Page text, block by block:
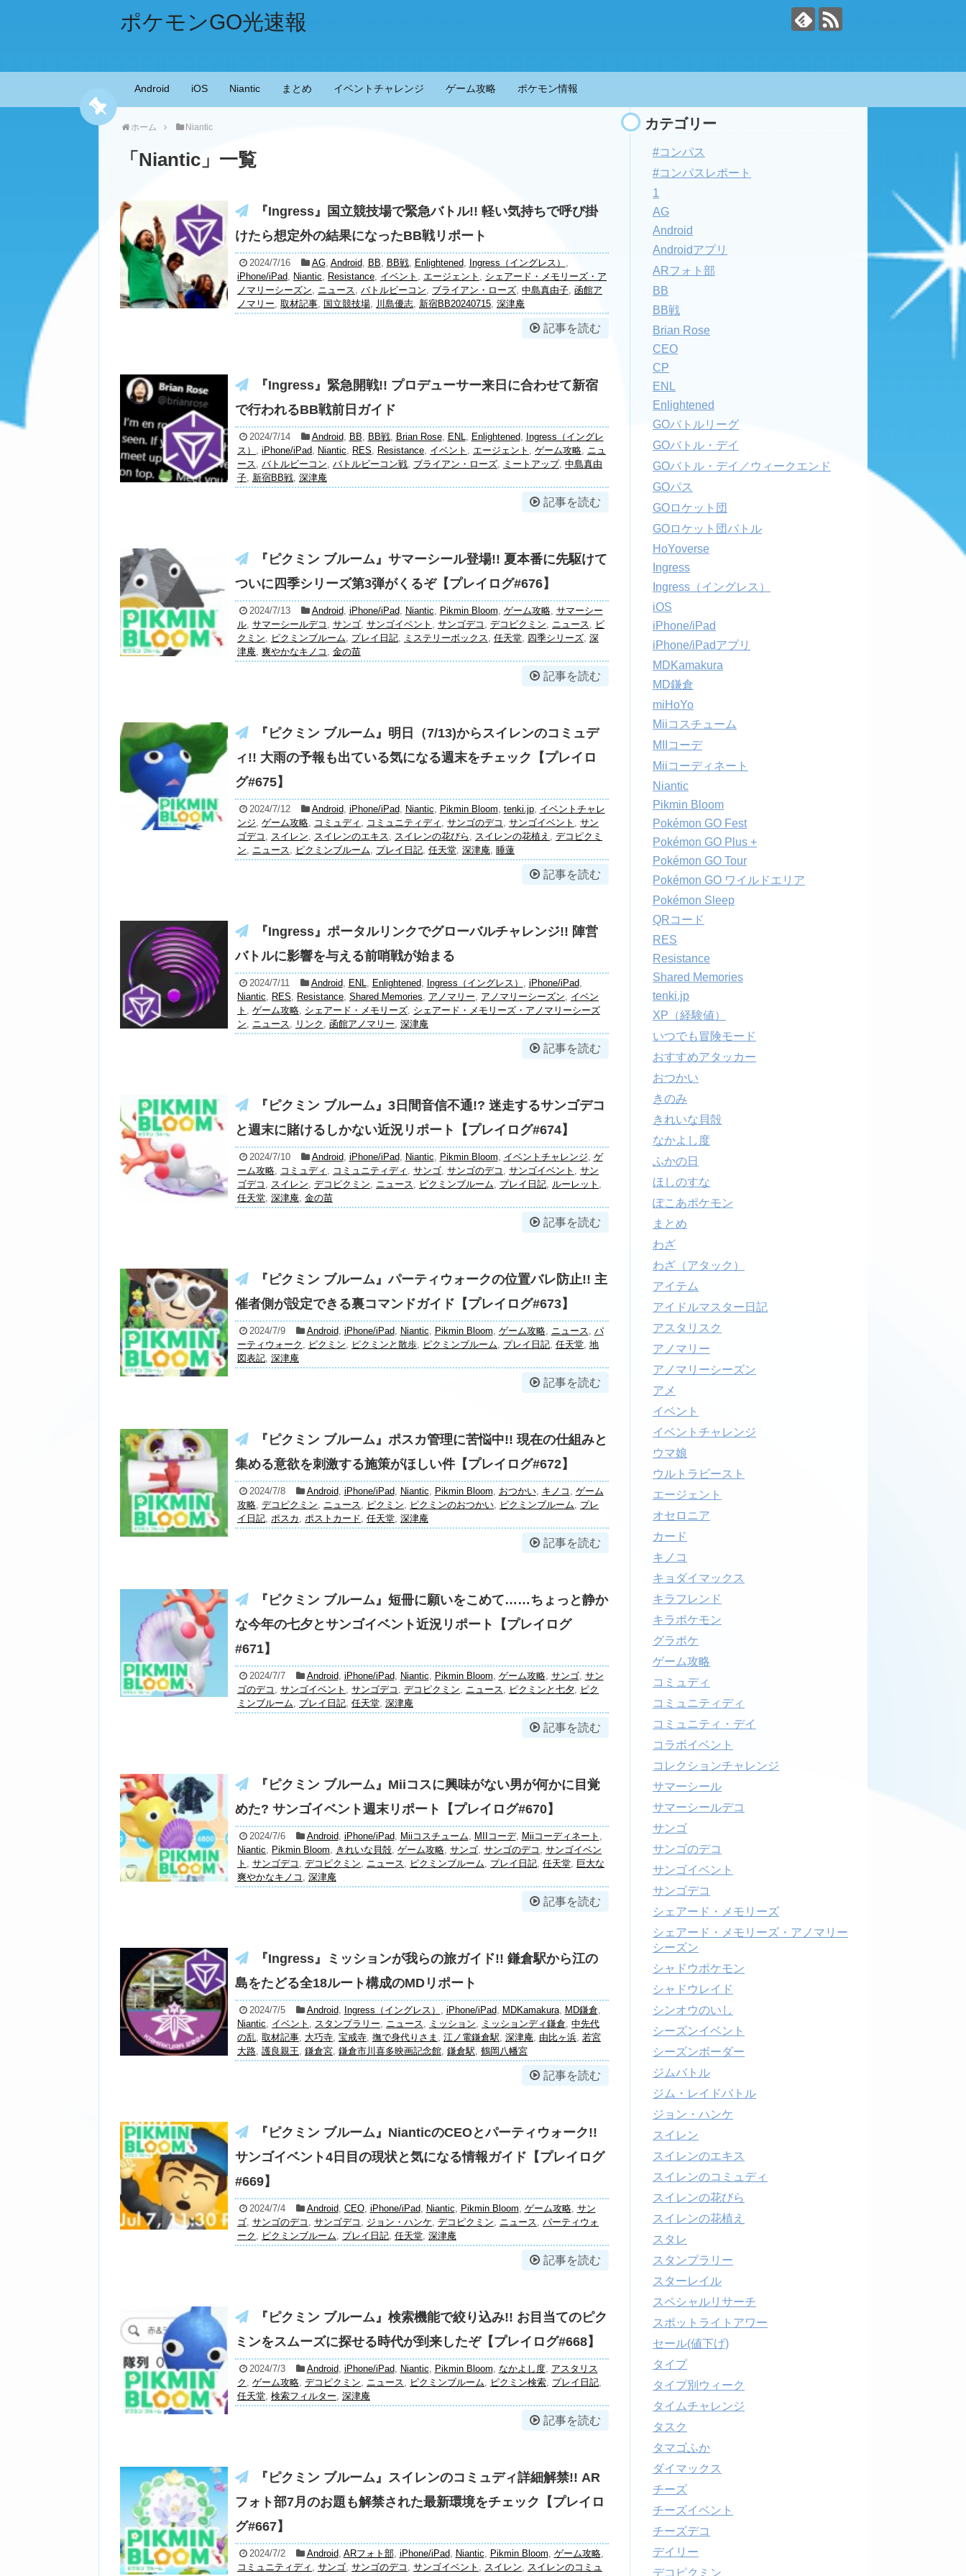
ポケモンGO光速報
Android iOS Niantic まとめ イベントチャレンジ ゲーム攻略 ポケモン情報
ホーム Niantic
「 Niantic 」 一覧
『Ingress』国立競技場で緊急バトル!! 軽い気持ちで呼び掛
けたら想定外の結果になったBB戦リポート
2024/7/16 AG, Android, BB, BB戦, Enlightened, Ingress（イングレス） ,
iPhone/iPad, Niantic, Resistance, イベント , エージェント , シェアード・メモリーズ・ア
ノマリーシーズン, ニュース, バトルビーコン, ブライアン・ローズ, 中島真由子, 函館ア
ノマリー, 取材記事, 国立競技場, 川島優志, 新宿BB20240715, 深津庵
記事を読む
『Ingress』緊急開戦!! プロデューサー来日に合わせて新宿
で行われるBB戦前日ガイド
2024/7/14 Android, BB, BB戦, Brian Rose, ENL, Enlightened, Ingress（イングレ
ス） , iPhone/iPad, Niantic, RES, Resistance, イベント , エージェント , ゲーム攻略, ニュ
ース, バトルビーコン, バトルビーコン戦, ブライアン・ローズ, ミートアップ, 中島真由
子, 新宿BB戦, 深津庵
記事を読む
『ピクミン ブルーム』サマーシール登場!! 夏本番に先駆けて
ついに四季シリーズ第3弾がくるぞ【プレイログ#676】
2024/7/13 Android, iPhone/iPad, Niantic, Pikmin Bloom, ゲーム攻略, サマーシー
ル, サマーシールデコ , サンゴ, サンゴイベント , サンゴデコ , デコピクミン, ニュース, ピ
クミン, ピクミンブルーム, プレイ日記, ミステリーボックス, 任天堂, 四季シリーズ, 深
津庵, 爽やかなキノコ , 金の苗
記事を読む
『ピクミン ブルーム』明日（7/13)からスイレンのコミュデ
ィ!! 大雨の予報も出ている気になる週末をチェック【プレイロ
グ#675】
2024/7/12 Android, iPhone/iPad, Niantic, Pikmin Bloom, tenki.jp, イベントチャレ
ンジ, ゲーム攻略, コミュディ , コミュニティディ , サンゴのデコ , サンゴイベント , サン
ゴデコ , スイレン, スイレンのエキス, スイレンの花びら , スイレンの花植え , デコピクミ
ン, ニュース, ピクミンブルーム, プレイ日記, 任天堂, 深津庵, 睡蓮
記事を読む
『Ingress』ポータルリンクでグローバルチャレンジ!! 陣営
バトルに影響を与える前哨戦が始まる
2024/7/11 Android, ENL, Enlightened, Ingress（イングレス） , iPhone/iPad,
Niantic, RES, Resistance, Shared Memories, アノマリー, アノマリーシーズン, イベン
ト , ゲーム攻略, シェアード・メモリーズ, シェアード・メモリーズ・アノマリーシーズ
ン, ニュース, リンク , 函館アノマリー, 深津庵
記事を読む
『ピクミン ブルーム』3日間音信不通!? 迷走するサンゴデコ
と週末に賭けるしかない近況リポート【プレイログ#674】
2024/7/10 Android, iPhone/iPad, Niantic, Pikmin Bloom, イベントチャレンジ, ゲ
ーム攻略, コミュディ , コミュニティディ , サンゴ, サンゴのデコ , サンゴイベント , サン
ゴデコ , スイレン, デコピクミン, ニュース, ピクミンブルーム, プレイ日記, ルーレット ,
任天堂, 深津庵, 金の苗
記事を読む
『ピクミン ブルーム』パーティウォークの位置バレ防止!! 主
催者側が設定できる裏コマンドガイド【プレイログ#673】
2024/7/9 Android, iPhone/iPad, Niantic, Pikmin Bloom, ゲーム攻略, ニュース, パ
ーティウォーク , ピクミン, ピクミンと散歩, ピクミンブルーム, プレイ日記, 任天堂, 地
図表記, 深津庵
記事を読む
『ピクミン ブルーム』ポスカ管理に苦悩中!! 現在の仕組みと
集める意欲を刺激する施策がほしい件【プレイログ#672】
2024/7/8 Android, iPhone/iPad, Niantic, Pikmin Bloom, おつかい, キノコ , ゲーム
攻略, デコピクミン, ニュース, ピクミン, ピクミンのおつかい, ピクミンブルーム, プレ
イ日記, ポスカ , ポストカード, 任天堂, 深津庵
記事を読む
『ピクミン ブルーム』短冊に願いをこめて……ちょっと静か
な今年の七夕とサンゴイベント近況リポート【プレイログ
#671】
2024/7/7 Android, iPhone/iPad, Niantic, Pikmin Bloom, ゲーム攻略, サンゴ, サン
ゴのデコ , サンゴイベント , サンゴデコ , デコピクミン, ニュース, ピクミンと七夕, ピク
ミンブルーム, プレイ日記, 任天堂, 深津庵
記事を読む
『ピクミン ブルーム』Miiコスに興味がない男が何かに目覚
めた? サンゴイベント週末リポート【プレイログ#670】
2024/7/6 Android, iPhone/iPad, Miiコスチューム, MIIコーデ, Miiコーディネート ,
Niantic, Pikmin Bloom, きれいな貝殻, ゲーム攻略, サンゴ, サンゴのデコ , サンゴイベン
ト , サンゴデコ , デコピクミン, ニュース, ピクミンブルーム, プレイ日記, 任天堂, 巨大な
爽やかなキノコ , 深津庵
記事を読む
『Ingress』ミッションが我らの旅ガイド!! 鎌倉駅から江の
島をたどる全18ルート構成のMDリポート
2024/7/5 Android, Ingress（イングレス） , iPhone/iPad, MDKamakura, MD鎌倉,
Niantic, イベント , スタンプラリー, ニュース, ミッション, ミッションディ鎌倉, 中先代
の乱, 取材記事, 大巧寺, 宝戒寺, 撫で身代りさま , 江ノ電鎌倉駅, 深津庵, 由比ヶ浜, 若宮
大路, 護良親王, 鎌倉宮, 鎌倉市川喜多映画記念館, 鎌倉駅, 鶴岡八幡宮
記事を読む
『ピクミン ブルーム』NianticのCEOとパーティウォーク!!
サンゴイベント4日目の現状と気になる情報ガイド【プレイログ
#669】
2024/7/4 Android, CEO, iPhone/iPad, Niantic, Pikmin Bloom, ゲーム攻略, サン
ゴ, サンゴのデコ , サンゴデコ , ジョン・ハンケ, デコピクミン, ニュース, パーティウォ
ーク , ピクミンブルーム, プレイ日記, 任天堂, 深津庵
記事を読む
『ピクミン ブルーム』検索機能で絞り込み!! お目当てのピク
ミンをスムーズに探せる時代が到来したぞ【プレイログ#668】
2024/7/3 Android, iPhone/iPad, Niantic, Pikmin Bloom, なかよし度, アスタリス
ク , ゲーム攻略, デコピクミン, ニュース, ピクミンブルーム, ピクミン検索, プレイ日記,
任天堂, 検索フィルター, 深津庵
記事を読む
『ピクミン ブルーム』スイレンのコミュディ詳細解禁!! AR
フォト部7月のお題も解禁された最新環境をチェック【プレイロ
グ#667】
2024/7/2 Android, ARフォト部, iPhone/iPad, Niantic, Pikmin Bloom, ゲーム攻略,
コミュニティディ , サンゴ, サンゴのデコ , サンゴイベント , スイレン, スイレンのコミュ
カテゴリー
#コンパス
#コンパスレポート
1
AG
Android
Androidアプリ
ARフォト部
BB
BB戦
Brian Rose
CEO
CP
ENL
Enlightened
GOバトルリーグ
GOバトル・デイ
GOバトル・デイ／ウィークエンド
GOパス
GOロケット団
GOロケット団バトル
HoYoverse
Ingress
Ingress（イングレス）
iOS
iPhone/iPad
iPhone/iPadアプリ
MDKamakura
MD鎌倉
miHoYo
Miiコスチューム
MIIコーデ
Miiコーディネート
Niantic
Pikmin Bloom
Pokémon GO Fest
Pokémon GO Plus +
Pokémon GO Tour
Pokémon GO ワイルドエリア
Pokémon Sleep
QRコード
RES
Resistance
Shared Memories
tenki.jp
XP（経験値）
いつでも冒険モード
おすすめアタッカー
おつかい
きのみ
きれいな貝殻
なかよし度
ふかの日
ほしのすな
ぽこあポケモン
まとめ
わざ
わざ（アタック）
アイテム
アイドルマスター日記
アスタリスク
アノマリー
アノマリーシーズン
アメ
イベント
イベントチャレンジ
ウマ娘
ウルトラビースト
エージェント
オセロニア
カード
キノコ
キョダイマックス
キラフレンド
キラポケモン
グラポケ
ゲーム攻略
コミュディ
コミュニティディ
コミュニティ・デイ
コラボイベント
コレクションチャレンジ
サマーシール
サマーシールデコ
サンゴ
サンゴのデコ
サンゴイベント
サンゴデコ
シェアード・メモリーズ
シェアード・メモリーズ・アノマリー
シーズン
シャドウポケモン
シャドウレイド
シンオウのいし
シーズンイベント
シーズンボーダー
ジムバトル
ジム・レイドバトル
ジョン・ハンケ
スイレン
スイレンのエキス
スイレンのコミュディ
スイレンの花びら
スイレンの花植え
スタレ
スタンプラリー
スターレイル
スペシャルリサーチ
スポットライトアワー
セール(値下げ)
タイプ
タイプ別ウィーク
タイムチャレンジ
タスク
タマゴふか
ダイマックス
チーズ
チーズイベント
チーズデコ
デイリー
デコピクミン